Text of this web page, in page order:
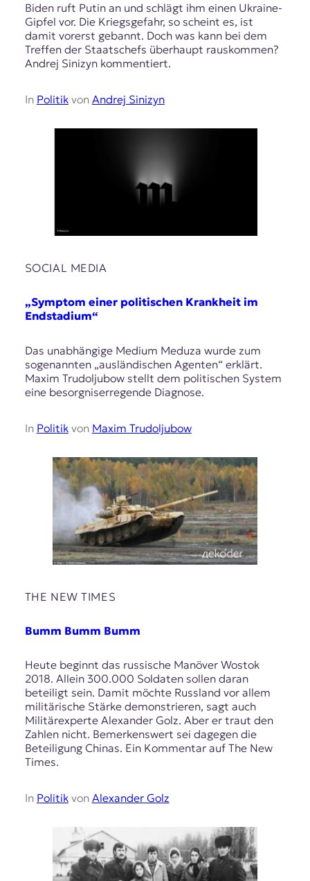
Biden ruft Putin an und schlägt ihm einen Ukraine-
Gipfel vor. Die Kriegsgefahr, so scheint es, ist
damit vorerst gebannt. Doch was kann bei dem
Treffen der Staatschefs überhaupt rauskommen?
Andrej Sinizyn kommentiert.
In Politikvon Andrej Sinizyn
SOCIAL MEDIA
„Symptom einer politischen Krankheit im
Endstadium“
Das unabhängige Medium Meduza wurde zum
sogenannten „ausländischen Agenten“ erklärt.
Maxim Trudoljubow stellt dem politischen System
eine besorgniserregende Diagnose.
In Politikvon Maxim Trudoljubow
THE NEW TIMES
Bumm Bumm Bumm
Heute beginnt das russische Manöver Wostok
2018. Allein 300.000 Soldaten sollen daran
beteiligt sein. Damit möchte Russland vor allem
militärische Stärke demonstrieren, sagt auch
Militärexperte Alexander Golz. Aber er traut den
Zahlen nicht. Bemerkenswert sei dagegen die
Beteiligung Chinas. Ein Kommentar auf The New
Times.
In Politikvon Alexander Golz